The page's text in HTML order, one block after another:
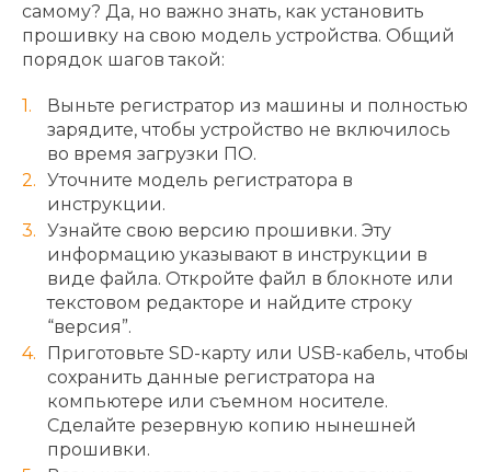
самому? Да, но важно знать, как установить
прошивку на свою модель устройства. Общий
порядок шагов такой:
Выньте регистратор из машины и полностью
зарядите, чтобы устройство не включилось
во время загрузки ПО.
Уточните модель регистратора в
инструкции.
Узнайте свою версию прошивки. Эту
информацию указывают в инструкции в
виде файла. Откройте файл в блокноте или
текстовом редакторе и найдите строку
“версия”.
Приготовьте SD-карту или USB-кабель, чтобы
сохранить данные регистратора на
компьютере или съемном носителе.
Сделайте резервную копию нынешней
прошивки.